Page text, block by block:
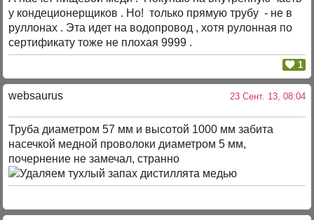
у кондеционерщиков . Но! только прямую трубу - не в
руллонах . Эта идет на водопровод , хотя рулонная по
сертификату тоже не плохая 9999 .
1
websaurus 23 Сент. 13, 08:04
Труба диаметром 57 мм и высотой 1000 мм забита
насечкой медной проволоки диаметром 5 мм,
почернение не замечал, странно